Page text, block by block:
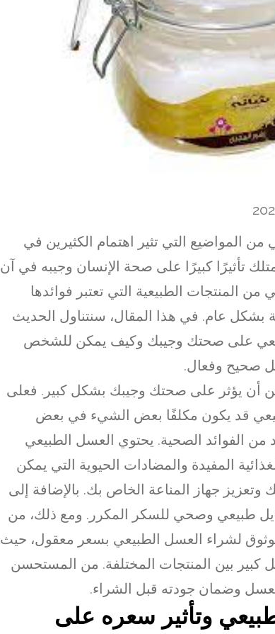
المواضيع التي تثير اهتمام الكثيرين في
تأثيرًا كبيرًا على صحة الإنسان وجيبه في آن
من المنتجات الطبيعية التي تعتبر فوائدها
بشكل عام. في هذا المقال، سنتناول الحديث
على صحتك وجيبك وكيف يمكن للشخص
صحيح وفعال.
أن يؤثر على صحتك وجيبك بشكل كبير. فعلى
قد يكون مكلفًا بعض الشيء في بعض
من الفوائد الصحية. يحتوي العسل الطبيعي
المفيدة والمضادات الحيوية التي يمكن
جهاز المناعة الخاص بك. بالإضافة إلى
طبيعي وصحي للسكر المكرر. ومع ذلك، من
لشراء العسل الطبيعي بسعر معقول، حيث
كبير بين المنتجات المختلفة. من المستحسن
وضمان جودته قبل الشراء.
وتأثير سعره على